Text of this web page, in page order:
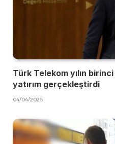
Türk Telekom yılın
yatırım gerçekleştirdi
04/04/2025